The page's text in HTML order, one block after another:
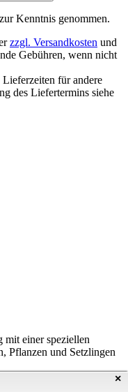
zur Kenntnis genommen.
zzgl. Versandkosten und
Gebühren, wenn nicht
für andere
des Liefertermins siehe
einer speziellen
Pflanzen und Setzlingen
×